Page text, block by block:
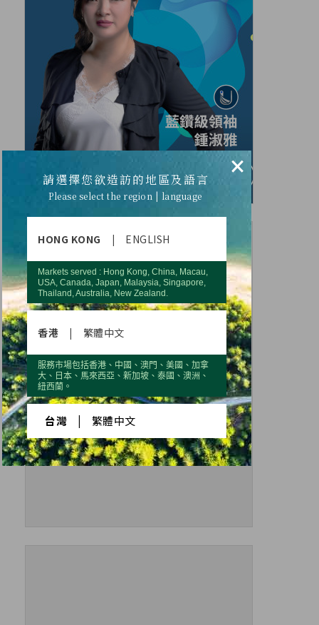
×
請選擇您欲造訪的地區及語言
Please select the region | language
HONG KONG | ENGLISH
Markets served : Hong Kong, China, Macau,
USA, Canada, Japan, Malaysia, Singapore,
Thailand, Australia, New Zealand.
香港 | 繁體中文
服務市場包括香港、中國、澳門、美國、加拿
大、日本、馬來西亞、新加坡、泰國、澳洲、
紐西蘭。
台灣 繁體中文